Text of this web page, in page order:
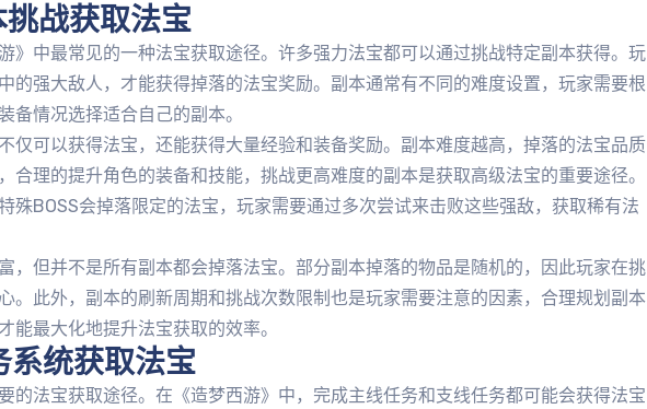
战获取法宝
》中最常见的一种法宝获取途径。许多强力法宝都可以通过挑战特定副本获得。玩
的强大敌人，才能获得掉落的法宝奖励。副本通常有不同的难度设置，玩家需要根
备情况选择适合自己的副本。
仅可以获得法宝，还能获得大量经验和装备奖励。副本难度越高，掉落的法宝品质
合理的提升角色的装备和技能，挑战更高难度的副本是获取高级法宝的重要途径。
殊BOSS会掉落限定的法宝，玩家需要通过多次尝试来击败这些强敌，获取稀有法
，但并不是所有副本都会掉落法宝。部分副本掉落的物品是随机的，因此玩家在挑
。此外，副本的刷新周期和挑战次数限制也是玩家需要注意的因素，合理规划副本
能最大化地提升法宝获取的效率。
系统获取法宝
的法宝获取途径。在《造梦西游》中，完成主线任务和支线任务都可能会获得法宝